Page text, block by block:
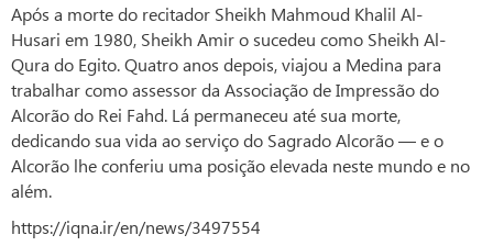
Após a morte do recitador Sheikh Mahmoud Khalil Al-
Husari em 1980, Sheikh Amir o sucedeu como Sheikh Al-
Qura do Egito. Quatro anos depois, viajou a Medina para
trabalhar como assessor da Associação de Impressão do
Alcorão do Rei Fahd. Lá permaneceu até sua morte,
dedicando sua vida ao serviço do Sagrado Alcorão — e o
Alcorão lhe conferiu uma posição elevada neste mundo e no
além.
https://iqna.ir/en/news/3497554